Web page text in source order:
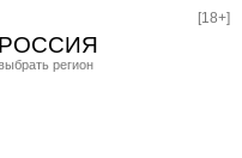
РОССИЯ
[18+]